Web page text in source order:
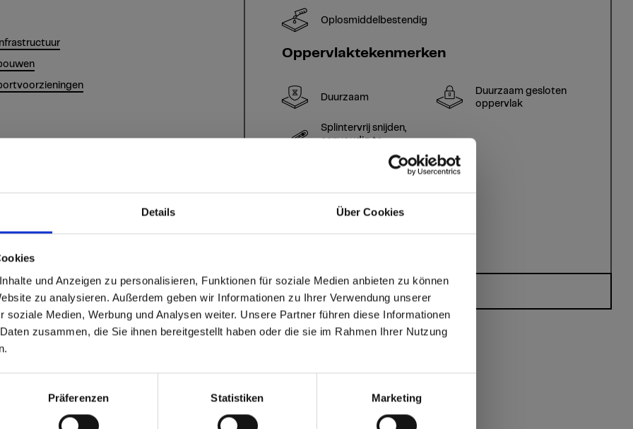
Details Über Cookies
und Anzeigen zu personalisieren, Funktionen für soziale Medien anbieten zu können
zu analysieren. Außerdem geben wir Informationen zu Ihrer Verwendung unserer
soziale Medien, Werbung und Analysen weiter. Unsere Partner führen diese Informationen
zusammen, die Sie ihnen bereitgestellt haben oder die sie im Rahmen Ihrer Nutzung
Präferenzen Statistiken Marketing
based in the Verenigde
North America website directly from here or discover what Fundermax offers in Europe
the Fundermax North America Website Europe / Rest of the World
Oplosmiddelbestendig
Oppervlaktekenmerken
Duurzaam
Duurzaam gesloten
oppervlak
Splintervrij snijden,
eenvoudig te